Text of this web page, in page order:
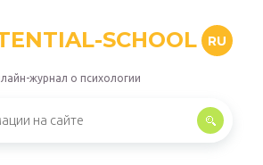
SCHOOL RU
журнал о психологии